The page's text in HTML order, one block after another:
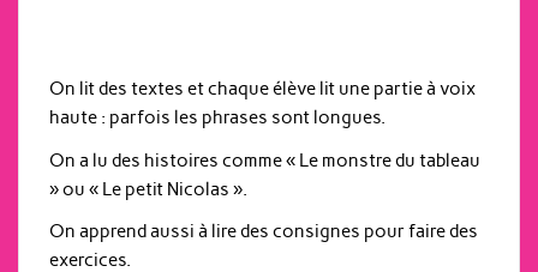
On lit des textes et chaque élève lit une partie à voix
haute : parfois les phrases sont longues.
On a lu des histoires comme « Le monstre du tableau
» ou « Le petit Nicolas ».
On apprend aussi à lire des consignes pour faire des
exercices.